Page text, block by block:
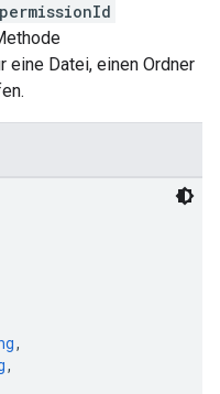
permissionId
eine Datei, einen Ordner
,
,